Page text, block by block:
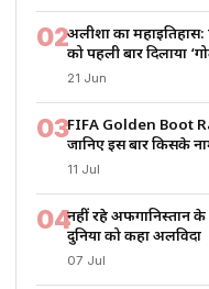
02अलीशा का
को पहली बार दिलाया
21 Jun
03FIFA Golden Boot
जानिए इस बार किसके
11 Jul
04नहीं रहे अफगानिस्तान
दुनिया को कहा अलविदा
07 Jul